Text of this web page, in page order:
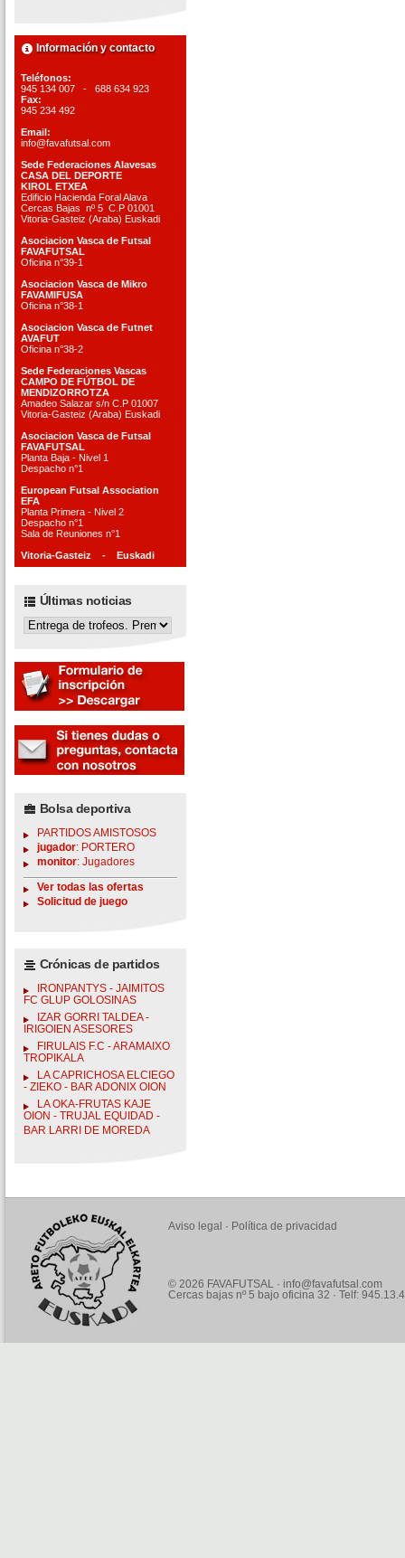
Información y contacto
Teléfonos:
945 134 007 - 688 634 923
Fax:
945 234 492
Email:
info@favafutsal.com
Sede Federaciones Alavesas
CASA DEL DEPORTE
KIROL ETXEA
Edificio Hacienda Foral Alava
Cercas Bajas nº 5 C.P 01001
Vitoria-Gasteiz (Araba) Euskadi
Asociacion Vasca de Futsal
FAVAFUTSAL
Oficina n°39-1
Asociacion Vasca de Mikro
FAVAMIFUSA
Oficina n°38-1
Asociacion Vasca de Futnet
AVAFUT
Oficina n°38-2
Sede Federaciones Vascas
CAMPO DE FÚTBOL DE
MENDIZORROTZA
Amadeo Salazar s/n C.P 01007
Vitoria-Gasteiz (Araba) Euskadi
Asociacion Vasca de Futsal
FAVAFUTSAL
Planta Baja - Nivel 1
Despacho n°1
European Futsal Association
EFA
Planta Primera - Nivel 2
Despacho n°1
Sala de Reuniones n°1
Vitoria-Gasteiz - Euskadi
Últimas noticias
Bolsa deportiva
PARTIDOS AMISTOSOS
jugador: PORTERO
monitor: Jugadores
Ver todas las ofertas
Solicitud de juego
Crónicas de partidos
IRONPANTYS - JAIMITOS
FC GLUP GOLOSINAS
IZAR GORRI TALDEA -
IRIGOIEN ASESORES
FIRULAIS F.C - ARAMAIXO
TROPIKALA
LA CAPRICHOSA ELCIEGO
- ZIEKO - BAR ADONIX OION
LA OKA-FRUTAS KAJE
OION - TRUJAL EQUIDAD -
BAR LARRI DE MOREDA
Aviso legal · Política de privacidad
© 2026 FAVAFUTSAL · info@favafutsal.com
Cercas bajas nº 5 bajo oficina 32 · Telf: